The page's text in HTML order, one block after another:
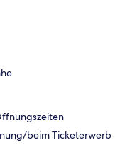
beim Ticketerwerb